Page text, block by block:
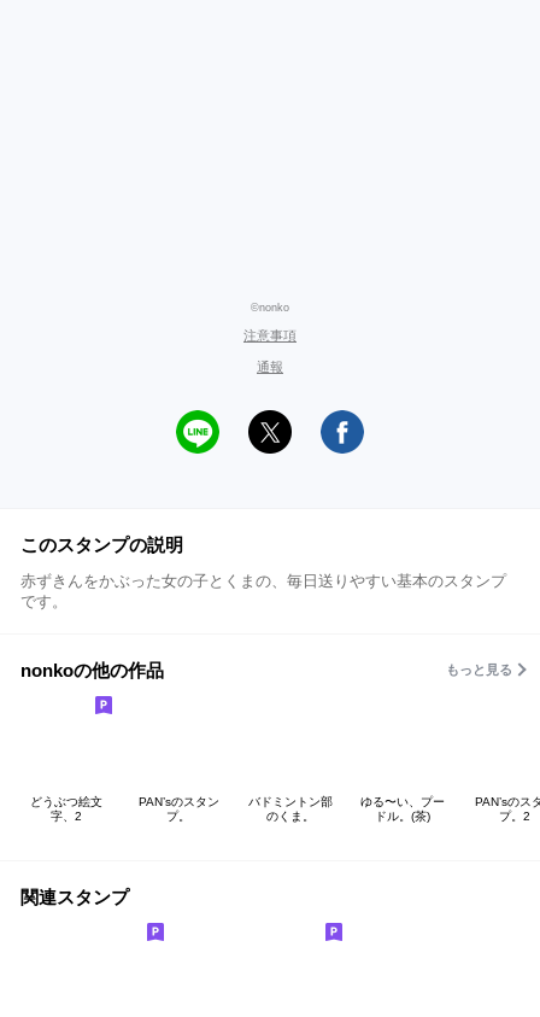
©nonko
注意事項
通報
このスタンプの説明
赤ずきんをかぶった女の子とくまの、毎日送りやすい基本のスタンプ
です。
nonkoの他の作品 もっと見る
どうぶつ絵文
字、2
PAN’sのスタン
プ。
バドミントン部
のくま。
ゆる〜い、プー
ドル。(茶)
PAN’sのス
プ。2
関連スタンプ